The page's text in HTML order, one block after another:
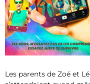
Les parents de Zoé et